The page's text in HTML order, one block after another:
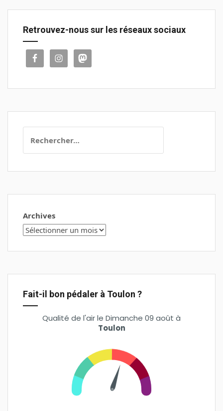
Retrouvez-nous sur les réseaux sociaux
Archives
Fait-il bon pédaler à Toulon ?